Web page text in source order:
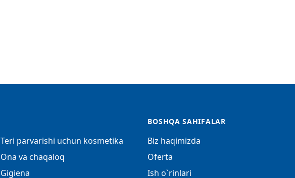
Teri parvarishi uchun kosmetika
Ona va chaqaloq
Gigiena
BOSHQA SAHIFALAR
Biz haqimizda
Oferta
Ish o`rinlari